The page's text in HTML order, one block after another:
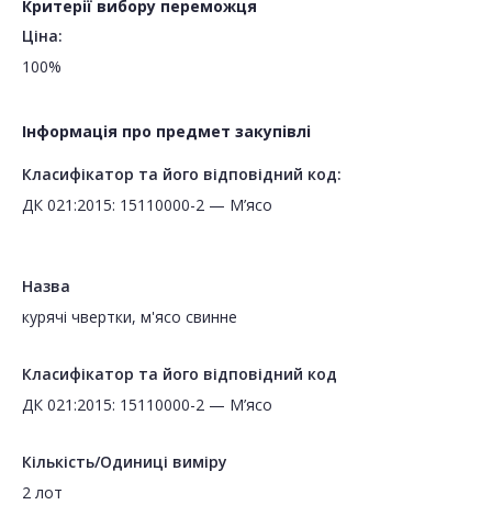
Критерії вибору переможця
Ціна:
100%
Інформація про предмет закупівлі
Класифікатор та його відповідний код:
ДК 021:2015: 15110000-2 — М’ясо
Назва
курячі чвертки, м'ясо свинне
Класифікатор та його відповідний код
ДК 021:2015: 15110000-2 — М’ясо
Кількість/Одиниці виміру
2 лот